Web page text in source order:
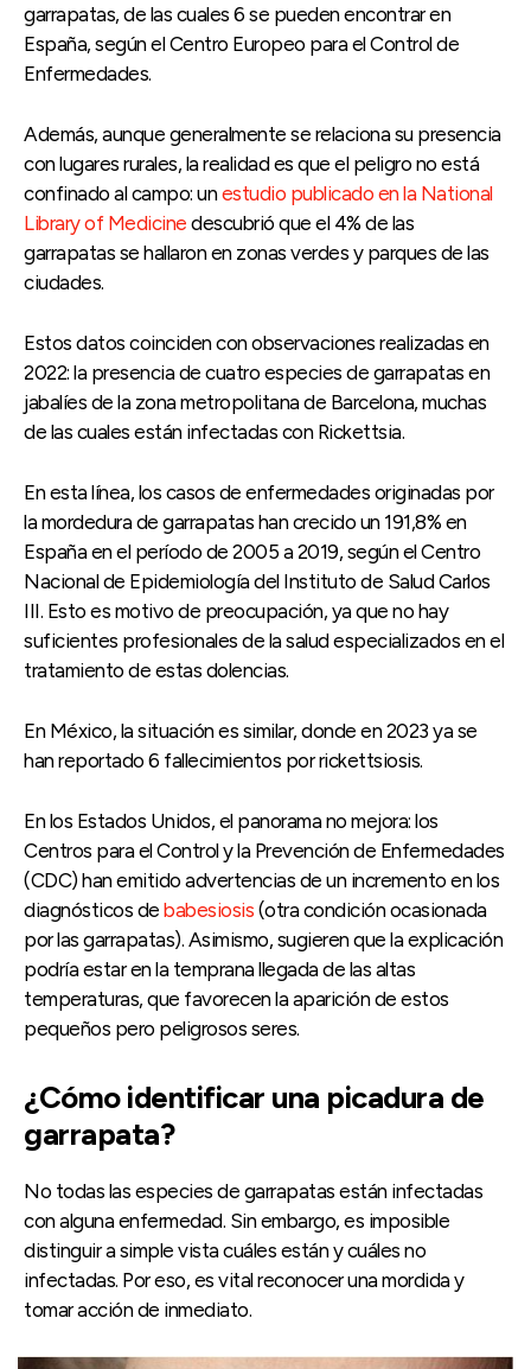
garrapatas, de las cuales 6 se pueden encontrar en
España, según el Centro Europeo para el Control de
Enfermedades.
Además, aunque generalmente se relaciona su presencia
con lugares rurales, la realidad es que el peligro no está
confinado al campo: unestudio publicado en la National
Library of Medicine descubrió que el 4% de las
garrapatas se hallaron en zonas verdes y parques de las
ciudades.
Estos datos coinciden con observaciones realizadas en
2022: la presencia de cuatro especies de garrapatas en
jabalíes de la zona metropolitana de Barcelona, muchas
de las cuales están infectadas con Rickettsia.
En esta línea, los casos de enfermedades originadas por
la mordedura de garrapatas han crecido un 191,8% en
España en el período de 2005 a 2019, según el Centro
Nacional de Epidemiología del Instituto de Salud Carlos
III. Esto es motivo de preocupación, ya que no hay
suficientes profesionales de la salud especializados en el
tratamiento de estas dolencias.
En México, la situación es similar, donde en 2023 ya se
han reportado 6 fallecimientos por rickettsiosis.
En los Estados Unidos, el panorama no mejora: los
Centros para el Control y la Prevención de Enfermedades
(CDC) han emitido advertencias de un incremento en los
diagnósticos de babesiosis (otra condición ocasionada
por las garrapatas). Asimismo, sugieren que la explicación
podría estar en la temprana llegada de las altas
temperaturas, que favorecen la aparición de estos
pequeños pero peligrosos seres.
¿Cómo identificar una picadura de
garrapata?
No todas las especies de garrapatas están infectadas
con alguna enfermedad. Sin embargo, es imposible
distinguir a simple vista cuáles están y cuáles no
infectadas. Por eso, es vital reconocer una mordida y
tomar acción de inmediato.